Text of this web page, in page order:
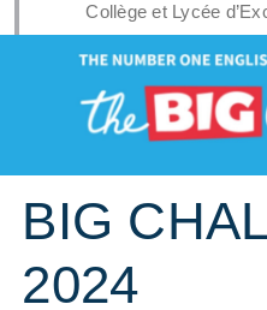
Collège et Lycée
BIG
2024